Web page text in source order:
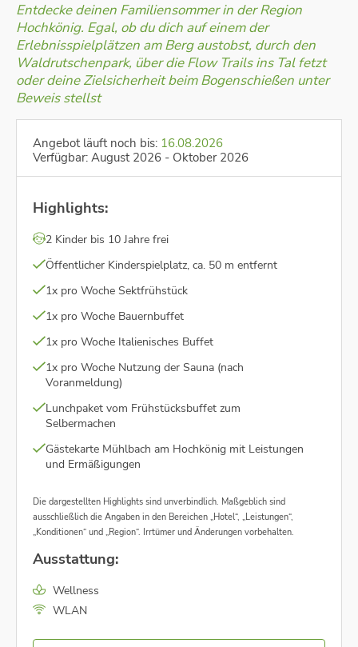
Entdecke deinen Familiensommer in der Region
Hochkönig. Egal, ob du dich auf einem der
Erlebnisspielplätzen am Berg austobst, durch den
Waldrutschenpark, über die Flow Trails ins Tal fetzt
oder deine Zielsicherheit beim Bogenschießen unter
Beweis stellst
Angebot läuft noch bis: 16.08.2026
Verfügbar: August 2026 - Oktober 2026
Highlights:
2 Kinder bis 10 Jahre frei
Öffentlicher Kinderspielplatz, ca. 50 m entfernt
1x pro Woche Sektfrühstück
1x pro Woche Bauernbuffet
1x pro Woche Italienisches Buffet
1x pro Woche Nutzung der Sauna (nach
Voranmeldung)
Lunchpaket vom Frühstücksbuffet zum
Selbermachen
Gästekarte Mühlbach am Hochkönig mit Leistungen
und Ermäßigungen
Die dargestellten Highlights sind unverbindlich. Maßgeblich sind
ausschließlich die Angaben in den Bereichen „Hotel“, „Leistungen“,
„Konditionen“ und „Region“. Irrtümer und Änderungen vorbehalten.
Ausstattung:
Wellness
WLAN